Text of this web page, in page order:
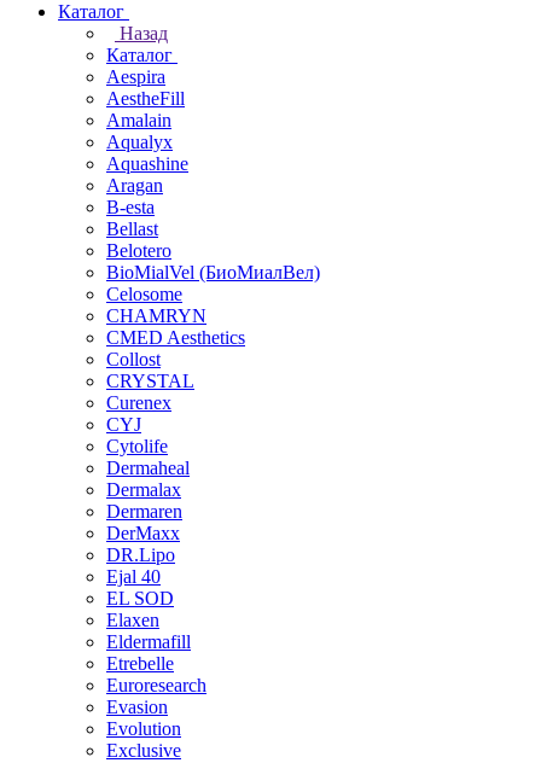
Каталог
Назад
Каталог
Aespira
AestheFill
Amalain
Aqualyx
Aquashine
Aragan
B-esta
Bellast
Belotero
BioMialVel (БиоМиалВел)
Celosome
CHAMRYN
CMED Aesthetics
Collost
CRYSTAL
Curenex
CYJ
Cytolife
Dermaheal
Dermalax
Dermaren
DerMaxx
DR.Lipo
Ejal 40
EL SOD
Elaxen
Eldermafill
Etrebelle
Euroresearch
Evasion
Evolution
Exclusive